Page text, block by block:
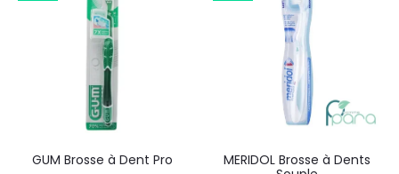
GUM Brosse à Dent Pro
MERIDOL Brosse à Dents